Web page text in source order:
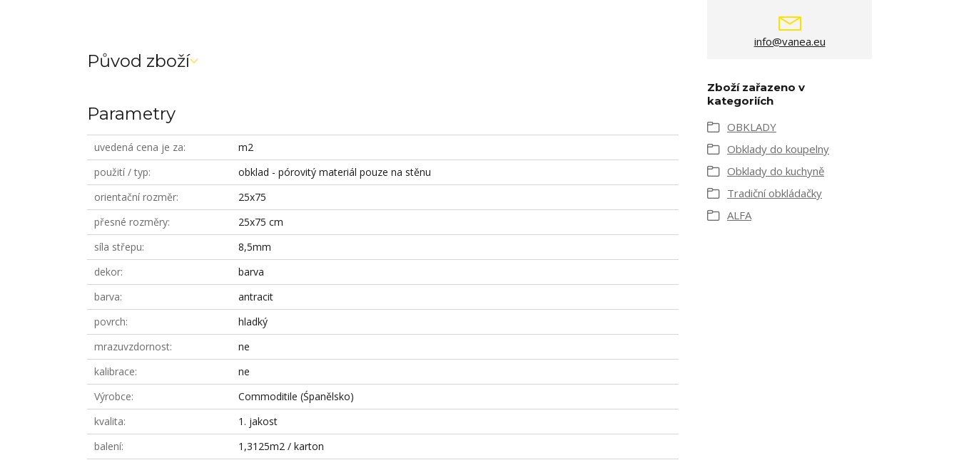
Původ zboží
Parametry
uvedená cena je za
m2
použití / typ
obklad - pórovitý materiál pouze na stěnu
orientační rozměr
25x75
přesné rozměry
25x75 cm
síla střepu
8,5mm
dekor
barva
barva
antracit
povrch
hladký
mrazuvzdornost
ne
kalibrace
ne
Výrobce
Commoditile (Śpanělsko)
kvalita
1. jakost
balení
1,3125m2 / karton
info@vanea.eu
Zboží zařazeno v
kategoriích
OBKLADY
Obklady do koupelny
Obklady do kuchyně
Tradiční obkládačky
ALFA